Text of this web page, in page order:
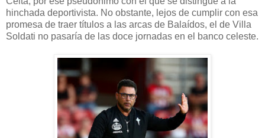
hinchada deportivista. No obstante, lejos de cumplir con esa
promesa de traer títulos a las arcas de Balaídos, el de Villa
Soldati no pasaría de las doce jornadas en el banco celeste.